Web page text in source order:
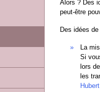
Alors ? Des
peut-être
Des idées
La
Si
lors
les